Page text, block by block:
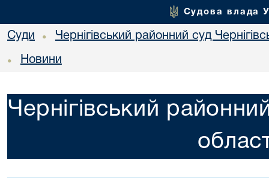
Судова влада
Суди • Чернігівський районний суд
• Новини
Чернігівський